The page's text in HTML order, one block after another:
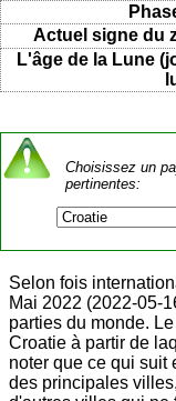
Actuel signe du
L'âge de la Lune
Choisissez un
pertinentes:
Selon fois
Mai 2022 (2022-05-
parties du monde.
Croatie à partir de
noter que ce qui suit
des principales